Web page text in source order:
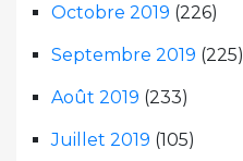
Octobre 2019 (226)
Septembre 2019 (225)
Août 2019 (233)
Juillet 2019 (105)